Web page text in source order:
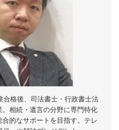
合格後、司法書士・行政書士法
。相続・遺言の分野に専門特化
的なサポートを目指す。テレ